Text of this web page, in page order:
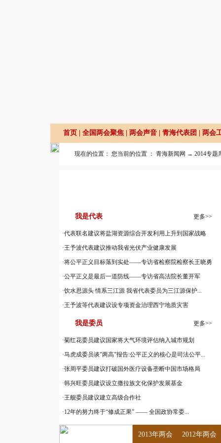
首页 全国两会聚焦 两会声音 青海代表团 两会
现在的位置： 您当前的位置 ： 青海新闻网 → 2014专题
我是代表 更多>>
·代表联名建议将盐湖资源综合开发利用上升到国家战略
·王予波代表建议推动我省光伏产业健康发展
·将公平正义目标落到实处——专访省检察院检察长王晓勇
·公平正义是最后一道防线——专访省高法院长董开军
·饮水思源头 情系三江源 我省代表委员为三江源保护...
·王予波等代表建议设专项资金治理西宁地质灾害
我是委员 更多>>
·菊红花委员建议国家将大气环境评估纳入城市规划
·马虎成委员谈"两高"报告:公平正义的核心是司法公平...
·张周平委员建议打破国外医疗设备垄断中国市场格局
·韩兴旺委员建议设立撒拉族文化保护发展基金
·王舰委员建议建立高级合作社
·12年的努力终于“修成正果” —— 全国政协常委...
2013年两会 2012年两会